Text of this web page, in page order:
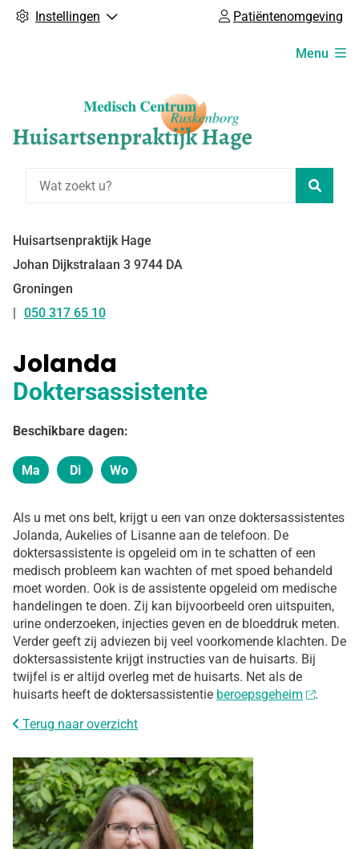
Instellingen Patiëntenomgeving
Menu
Huisartsenpraktijk Hage
Johan Dijkstralaan 3 9744 DA
Groningen
Tel:
050 317 65 10
Jolanda
Doktersassistente
Beschikbare dagen:
Maandag
Ma Dinsdag
Di Woensdag
Wo
Als u met ons belt, krijgt u een van onze doktersassistentes
Jolanda, Aukelies of Lisanne aan de telefoon. De
doktersassistente is opgeleid om in te schatten of een
medisch probleem kan wachten of met spoed behandeld
moet worden. Ook is de assistente opgeleid om medische
handelingen te doen. Zij kan bijvoorbeeld oren uitspuiten,
urine onderzoeken, injecties geven en de bloeddruk meten.
Verder geeft zij adviezen bij veel voorkomende klachten. De
doktersassistente krijgt instructies van de huisarts. Bij
twijfel is er altijd overleg met de huisarts. Net als de
huisarts heeft de doktersassistentie beroepsgeheim
.
Terug naar overzicht